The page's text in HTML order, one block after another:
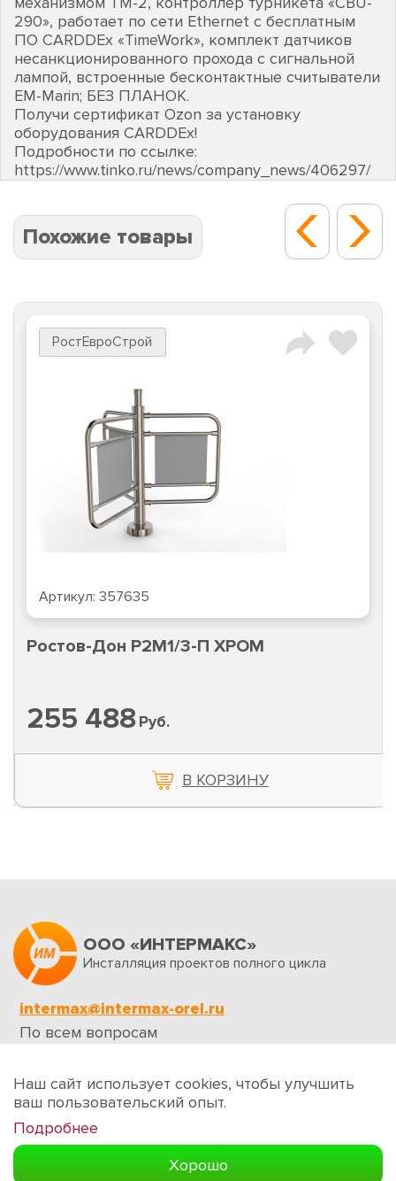
290», работает по сети Ethernet с бесплатным
ПО CARDDEх «TimeWork», комплект датчиков
несанкционированного прохода с сигнальной
лампой, встроенные бесконтактные считыватели
EM-Marin; БЕЗ ПЛАНОК.
Получи сертификат Ozon за установку
оборудования CARDDEх!
Подробности по ссылке:
https://www.tinko.ru/news/company_news/406297/
Похожие товары
РостЕвроСтрой
Артикул: 357635
Ростов-Дон Р2М1/3-П ХРОМ
255 488Руб.
В КОРЗИНУ
ООО «ИНТЕРМАКС»
Инсталляция проектов полного цикла
intermax@intermax-orel.ru
По всем вопросам
Обратная связь
Наш сайт использует cookies, чтобы улучшить
ваш пользовательский опыт.
Подробнее
Хорошо